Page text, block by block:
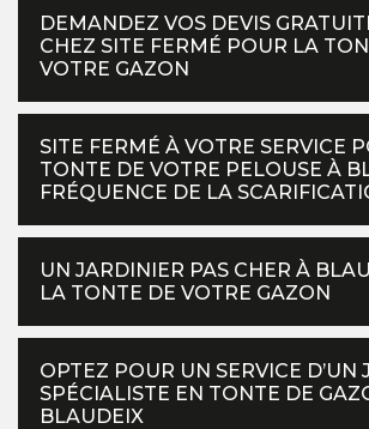
DEMANDEZ VOS DEVIS
CHEZ SITE FERMÉ POUR LA
VOTRE GAZON
SITE FERMÉ À VOTRE SERVICE
TONTE DE VOTRE PELOUSE À
FRÉQUENCE DE LA
UN JARDINIER PAS CHER À
LA TONTE DE VOTRE GAZON
OPTEZ POUR UN SERVICE D’UN
SPÉCIALISTE EN TONTE DE
BLAUDEIX